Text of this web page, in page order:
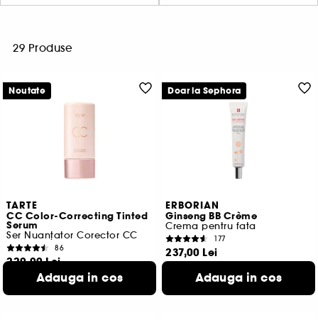
29 Produse
TARTE
CC Color-Correcting Tinted
Serum
Ser Nuanțator Corector CC
86
220,00 Lei
400,00 Lei /100ml
6 variante disponibile
Adauga in cos
Noutate
ERBORIAN
Ginseng BB Crème
Crema pentru fata
177
237,00 Lei
592,50 Lei
5 variante disponibile
Adauga in cos
Doar la Sephora